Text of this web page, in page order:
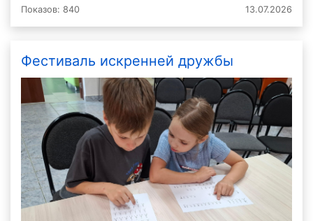
Показов: 840 13.07.2026
Фестиваль искренней дружбы